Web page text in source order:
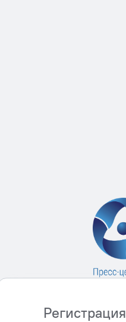
Регистрация